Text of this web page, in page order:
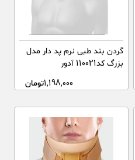
گردن بند طبی نرم پد دار مدل
بزرگ کد110021 آدور
1,198,000تومان